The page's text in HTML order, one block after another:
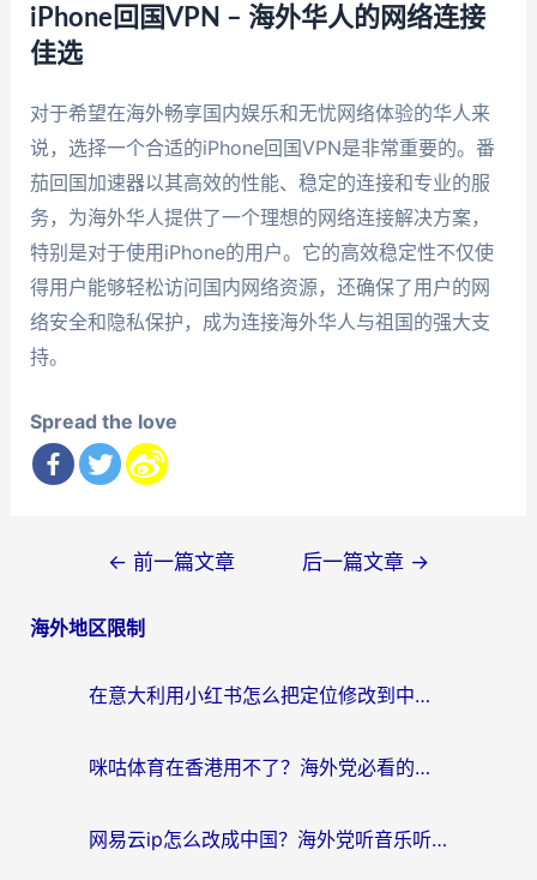
iPhone回国VPN – 海外华人的网络连接
佳选
对于希望在海外畅享国内娱乐和无忧网络体验的华人来
说，选择一个合适的iPhone回国VPN是非常重要的。番
茄回国加速器以其高效的性能、稳定的连接和专业的服
务，为海外华人提供了一个理想的网络连接解决方案，
特别是对于使用iPhone的用户。它的高效稳定性不仅使
得用户能够轻松访问国内网络资源，还确保了用户的网
络安全和隐私保护，成为连接海外华人与祖国的强大支
持。
Spread the love
导
← 前一篇文章 后一篇文章 →
海外地区限制
在意大利用小红书怎么把定位修改到中国国内？3个实用技巧+1个靠谱工具帮你搞定
咪咕体育在香港用不了？海外党必看的回国加速器选择指南（附3个真实场景解决方案）
网易云ip怎么改成中国？海外党听音乐听书的无痛解决方案